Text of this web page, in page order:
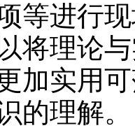
等进行
将理论
加实用
的理解。